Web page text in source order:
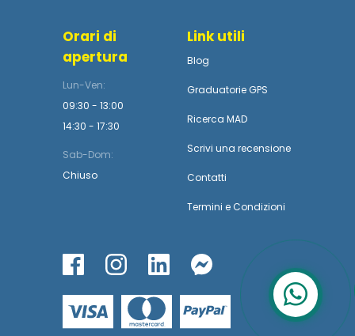
Orari di
apertura
Lun-Ven:
09:30 - 13:00
14:30 - 17:30
Sab-Dom:
Chiuso
Link utili
Blog
Graduatorie GPS
Ricerca MAD
Scrivi una recensione
Contatti
Termini e Condizioni